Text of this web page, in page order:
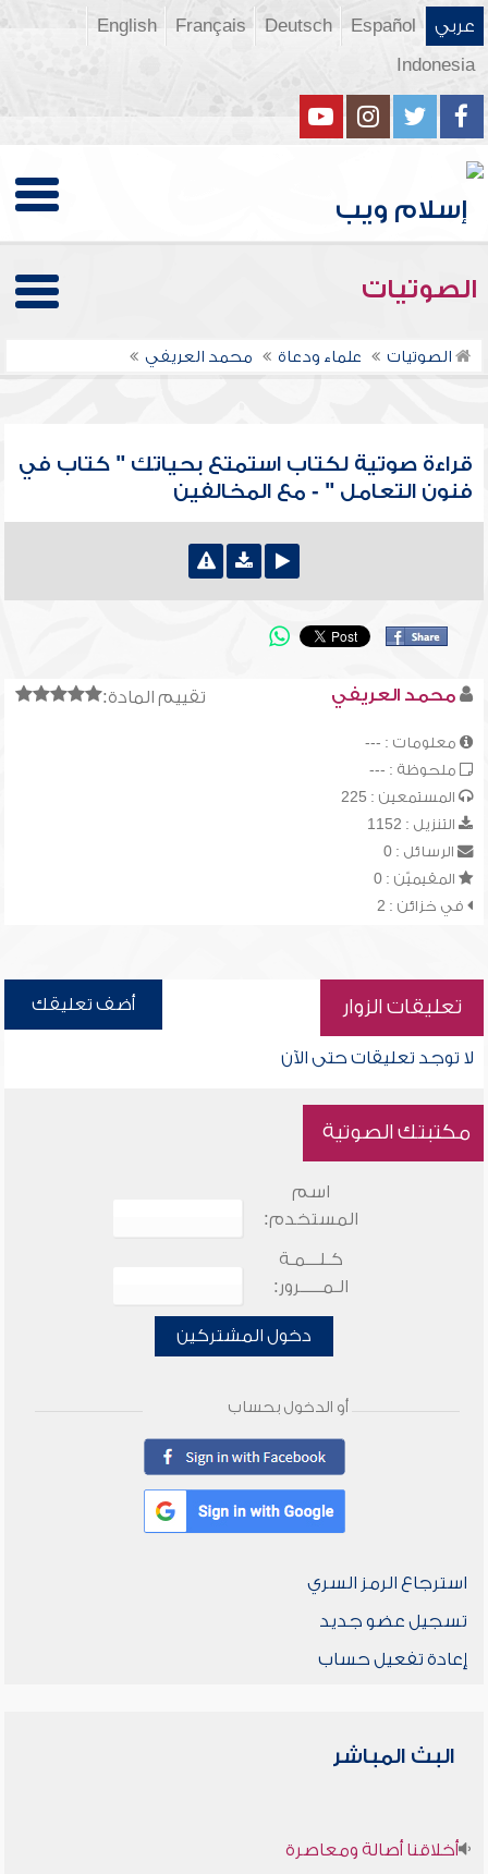
عربي Español
Deutsch
Français
English
Indonesia
الصوتيات
الصوتيات علماء ودعاة محمد العريفي
قراءة صوتية لكتاب استمتع بحياتك " كتاب في
فنون التعامل " - مع المخالفين
تقييم المادة: محمد العريفي
معلومات : ---
ملحوظة : ---
المستمعين : 225
التنزيل : 1152
الرسائل : 0
المقيميّن : 0
في خزائن : 2
تعليقات الزوار أضف تعليقك
لا توجد تعليقات حتى الآن
مكتبتك الصوتية
اسم
المستخدم:
كـلـــمـة
الـمـــــرور:
دخول المشتركين
أو الدخول بحساب
استرجاع الرمز السري
تسجيل عضو جديد
إعادة تفعيل حساب
البث المباشر
أخلاقنا أصالة ومعاصرة